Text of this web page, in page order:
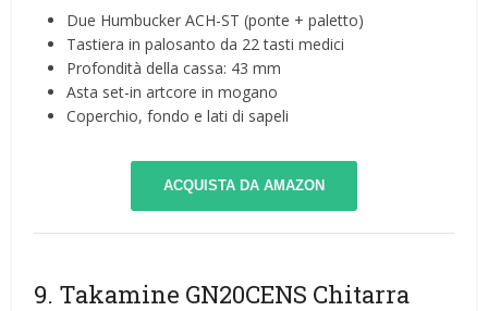
Due Humbucker ACH-ST (ponte + paletto)
Tastiera in palosanto da 22 tasti medici
Profondità della cassa: 43 mm
Asta set-in artcore in mogano
Coperchio, fondo e lati di sapeli
ACQUISTA DA AMAZON
9. Takamine GN20CENS Chitarra